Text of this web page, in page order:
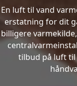
En luft til vand
erstatning for dit
billigere
tilbud på luft til